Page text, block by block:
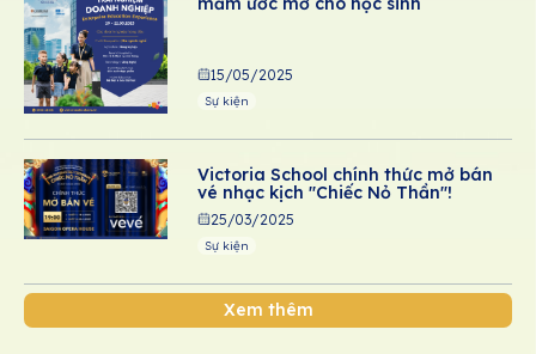
15/05/2025
Sự kiện
Victoria School chính thức mở bán
vé nhạc kịch "Chiếc Nỏ Thần"!
25/03/2025
Sự kiện
Xem thêm